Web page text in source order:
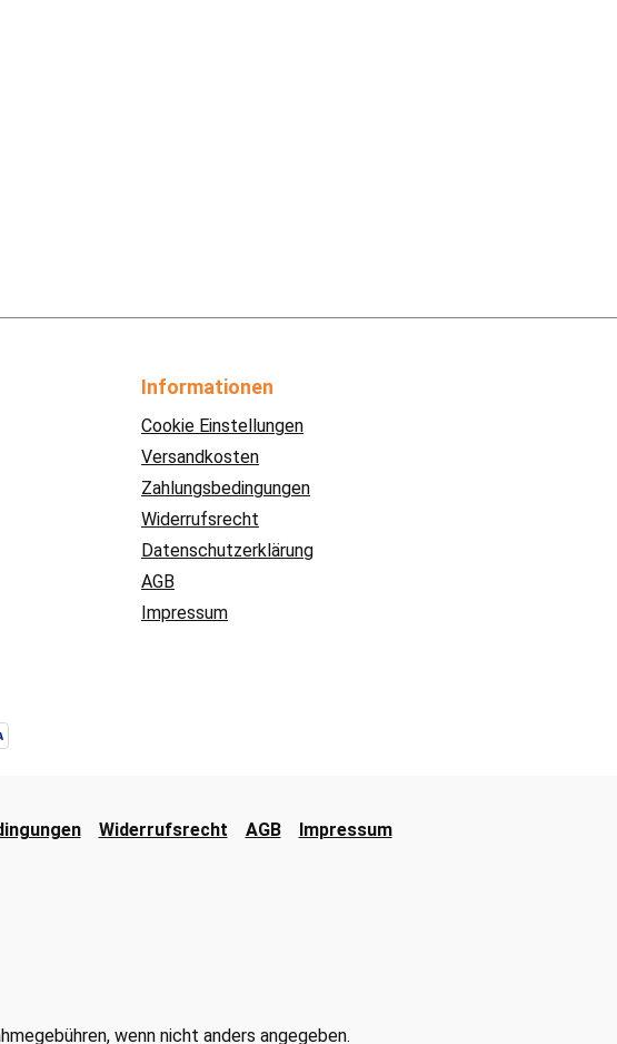
Informationen
Cookie Einstellungen
Versandkosten
Zahlungsbedingungen
Widerrufsrecht
Datenschutzerklärung
AGB
Impressum
Widerrufsrecht AGB Impressum
wenn nicht anders angegeben.